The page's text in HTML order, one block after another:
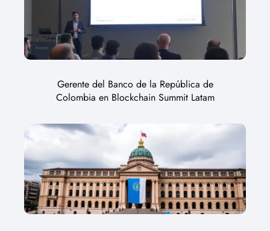
Gerente del Banco de la República de
Colombia en Blockchain Summit Latam